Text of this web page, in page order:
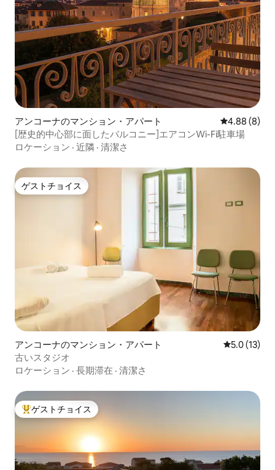
アンコーナのマンション・アパート レビュー8件
4.88 (8)
[歴史的中心部に面したバルコニー]エアコンWi-Fi駐車場
ロケーション · 近隣 · 清潔さ
ゲストチョイス
ゲストチョイス
アンコーナのマンション・アパート レビュー13
5.0 (13)
古いスタジオ
ロケーション · 長期滞在 · 清潔さ
大好評のゲストチョイスです。
ゲストチョイス